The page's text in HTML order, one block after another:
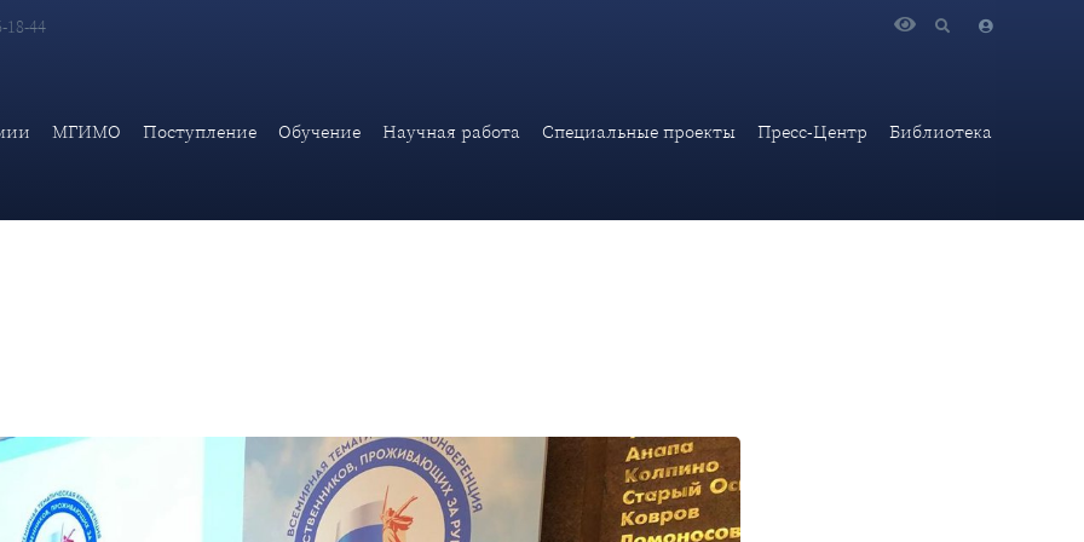
18-44
МГИМО Поступление Обучение Научная работа Специальные проекты Пресс-Центр Библиотека
Дипломатической академии МИД России во Всемирной конференции соотечественников в Москве